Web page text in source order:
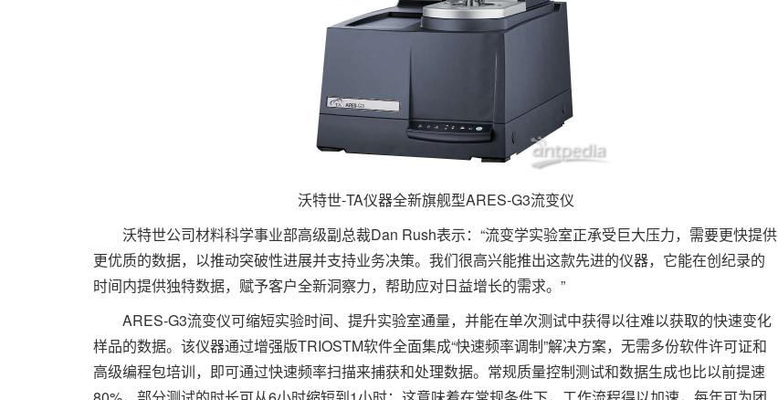
沃特世-TA仪器全新旗舰型ARES-G3流变仪
沃特世公司材料科学事业部高级副总裁Dan Rush表示：“流变学实验室正承受巨大压力，需要更快提供
更优质的数据，以推动突破性进展并支持业务决策。我们很高兴能推出这款先进的仪器，它能在创纪录的
时间内提供独特数据，赋予客户全新洞察力，帮助应对日益增长的需求。”
ARES-G3流变仪可缩短实验时间、提升实验室通量，并能在单次测试中获得以往难以获取的快速变化
样品的数据。该仪器通过增强版TRIOSTM软件全面集成“快速频率调制”解决方案，无需多份软件许可证和
高级编程包培训，即可通过快速频率扫描来捕获和处理数据。常规质量控制测试和数据生成也比以前提速